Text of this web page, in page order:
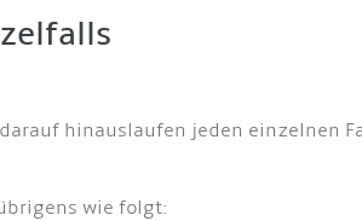
hinauslaufen jeden einzelnen
wie folgt: